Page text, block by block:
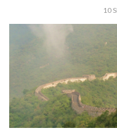
10